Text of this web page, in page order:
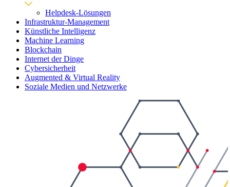
Helpdesk-Lösungen
Infrastruktur-Management
Künstliche Intelligenz
Machine Learning
Blockchain
Internet der Dinge
Cybersicherheit
Augmented & Virtual Reality
Soziale Medien und Netzwerke